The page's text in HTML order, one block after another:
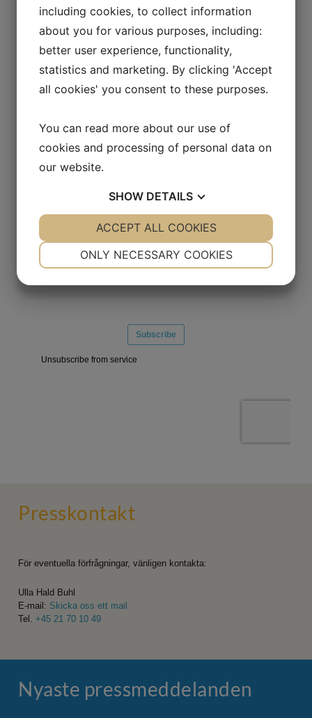
Prenumerera på pressmeddelanden
och finansiella rapporter från
Oncology Venture A/S
Press­kontakt
För eventuella förfrågningar, vänligen kontakta:
Ulla Hald Buhl
E-mail: Skicka oss ett mail
Tel. +45 21 70 10 49
Nyaste press­meddelanden
including cookies, to collect information
about you for various purposes, including:
better user experience, functionality,
statistics and marketing. By clicking 'Accept
all cookies' you consent to these purposes.
You can read more about our use of
cookies and processing of personal data on
our website.
SHOW DETAILS
YES NO YES NO
ONLY NECESSARY COOKIES
ACCEPT ALL COOKIES